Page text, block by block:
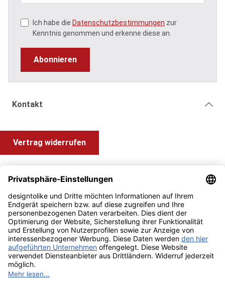
Ich habe die Datenschutzbestimmungen zur
Kenntnis genommen und erkenne diese an.
Abonnieren
Kontakt
Vertrag widerrufen
Information und Impressum
Zahlung & Versand